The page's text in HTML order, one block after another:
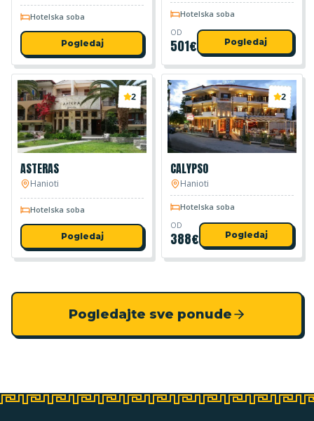
Hotelska soba
Pogledaj
Hotelska soba
OD
501€ Pogledaj
2
ASTERAS
Hanioti
Hotelska soba
Pogledaj
2
CALYPSO
Hanioti
Hotelska soba
OD
388€ Pogledaj
Pogledajte sve ponude